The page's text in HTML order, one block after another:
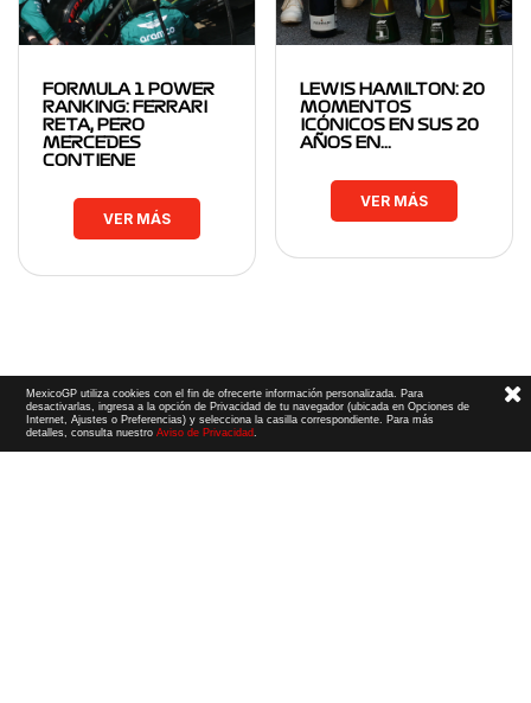
FORMULA 1 POWER
RANKING: FERRARI
RETA, PERO
MERCEDES
CONTIENE
VER MÁS
LEWIS HAMILTON: 20
MOMENTOS
ICÓNICOS EN SUS 20
AÑOS EN…
VER MÁS
MexicoGP utiliza cookies con el fin de ofrecerte información personalizada. Para
desactivarlas, ingresa a la opción de Privacidad de tu navegador (ubicada en Opciones de
Internet, Ajustes o Preferencias) y selecciona la casilla correspondiente. Para más
detalles, consulta nuestroAviso de Privacidad.